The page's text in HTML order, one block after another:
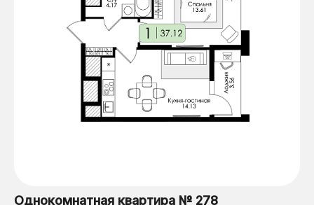
Однокомнатная квартира № 278